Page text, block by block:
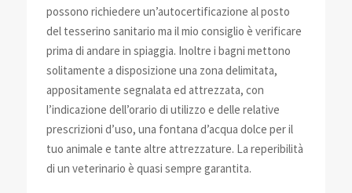
possono richiedere un’autocertificazione al posto
del tesserino sanitario ma il mio consiglio è verificare
prima di andare in spiaggia. Inoltre i bagni mettono
solitamente a disposizione una zona delimitata,
appositamente segnalata ed attrezzata, con
l’indicazione dell’orario di utilizzo e delle relative
prescrizioni d’uso, una fontana d’acqua dolce per il
tuo animale e tante altre attrezzature. La reperibilità
di un veterinario è quasi sempre garantita.